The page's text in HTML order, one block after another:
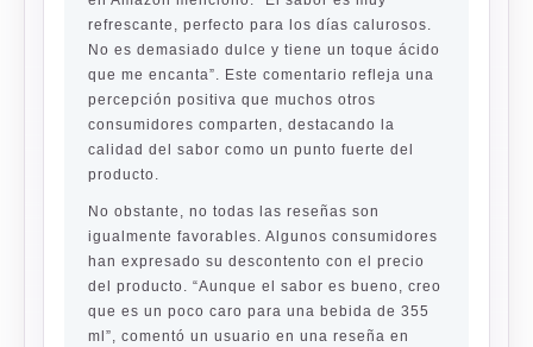
refrescante, perfecto para los días calurosos.
No es demasiado dulce y tiene un toque ácido
que me encanta”. Este comentario refleja una
percepción positiva que muchos otros
consumidores comparten, destacando la
calidad del sabor como un punto fuerte del
producto.
No obstante, no todas las reseñas son
igualmente favorables. Algunos consumidores
han expresado su descontento con el precio
del producto. “Aunque el sabor es bueno, creo
que es un poco caro para una bebida de 355
ml”, comentó un usuario en una reseña en